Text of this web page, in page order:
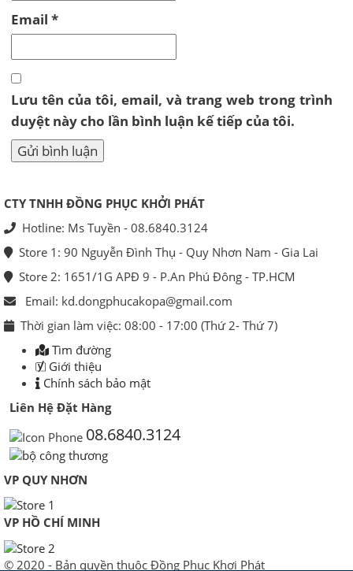
Email*
Lưu tên của tôi, email, và trang web trong trình
duyệt này cho lần bình luận kế tiếp của tôi.
CTY TNHH ĐỒNG PHỤC KHỞI PHÁT
Hotline: Ms Tuyền - 08.6840.3124
Store 1: 90 Nguyễn Đình Thụ - Quy Nhơn Nam - Gia Lai
Store 2: 1651/1G APĐ 9 - P.An Phú Đông - TP.HCM
Email: kd.dongphucakopa@gmail.com
Thời gian làm việc: 08:00 - 17:00 (Thứ 2- Thứ 7)
Tìm đường
Giới thiệu
Chính sách bảo mật
Liên Hệ Đặt Hàng
08.6840.3124
VP QUY NHƠN
VP HỒ CHÍ MINH
© 2020 - Bản quyền thuộc Đồng Phục Khơi Phát